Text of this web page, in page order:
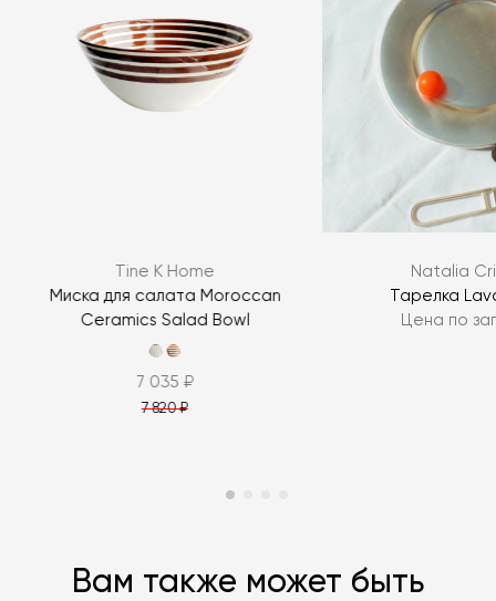
Tine K Home
Миска для салата Moroccan
Ceramics Salad Bowl
7 035 ₽
7 820 ₽
Natalia
Тарелка
Цена по
Вам также может быть